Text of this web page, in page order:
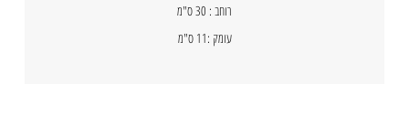
רוחב : 30 ס"מ
עומק :11 ס"מ